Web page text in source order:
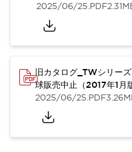
2025/06/25.PDF
旧カタログ_TWシリー
球販売中止（2017年1月
2025/06/25.PDF